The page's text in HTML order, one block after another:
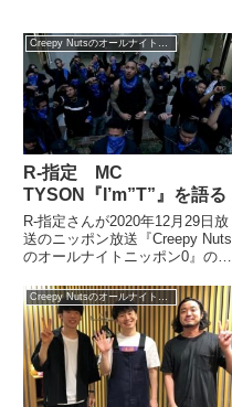
Creepy Nutsのオールナイトニッポン0
R-指定 MC
TYSON『I’m”T”』を語る
R-指定さんが2020年12月29日放
送のニッポン放送『Creepy Nuts
のオールナイトニッポン0』の中
ていました。